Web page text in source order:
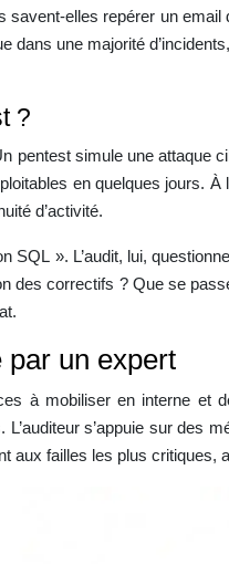
elles repérer un
une majorité
?
pentest simule une attaque
en quelques jours. À
d’activité.
». L’audit, lui,
correctifs ? Que se
par un expert
à mobiliser en interne
s’appuie sur des
aux failles les plus critiques,